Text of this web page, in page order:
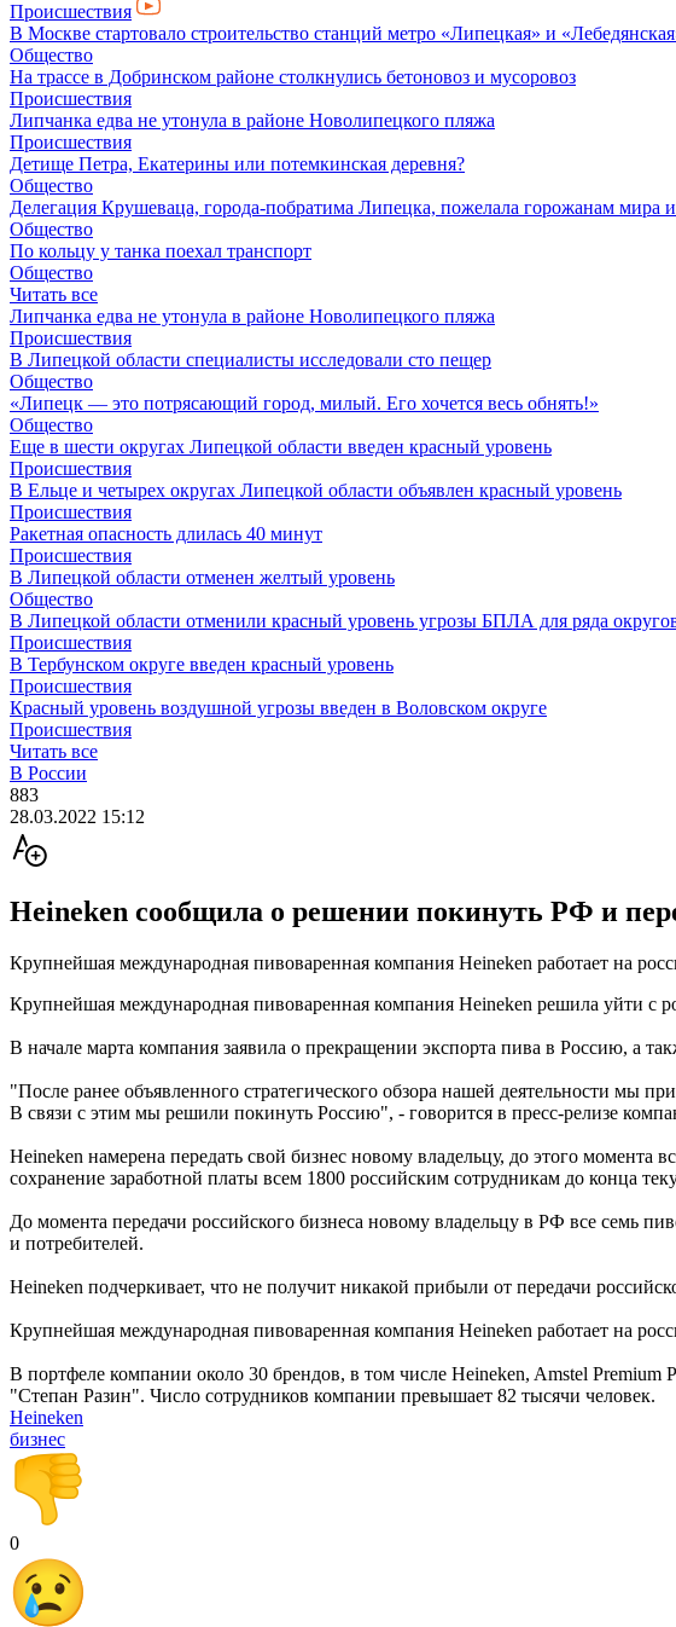
Происшествия
В Москве стартовало строительство станций метро «Липецкая» и
Общество
На трассе в Добринском районе столкнулись бетоновоз и мусоровоз
Происшествия
Липчанка едва не утонула в районе Новолипецкого пляжа
Происшествия
Детище Петра, Екатерины или потемкинская деревня?
Общество
Делегация Крушеваца, города-побратима Липецка, пожелала горожанам мира и
Общество
По кольцу у танка поехал транспорт
Общество
Читать все
Липчанка едва не утонула в районе Новолипецкого пляжа
Происшествия
В Липецкой области специалисты исследовали сто пещер
Общество
«Липецк — это потрясающий город, милый. Его хочется весь обнять!»
Общество
Еще в шести округах Липецкой области введен красный уровень
Происшествия
В Ельце и четырех округах Липецкой области объявлен красный уровень
Происшествия
Ракетная опасность длилась 40 минут
Происшествия
В Липецкой области отменен желтый уровень
Общество
В Липецкой области отменили красный уровень угрозы БПЛА для ряда
Происшествия
В Тербунском округе введен красный уровень
Происшествия
Красный уровень воздушной угрозы введен в Воловском округе
Происшествия
Читать все
В России
883
28.03.2022 15:12
Heineken сообщила о решении покинуть РФ и
Крупнейшая международная пивоваренная компания Heineken работает на
Крупнейшая международная пивоваренная компания Heineken решила уйти с
В начале марта компания заявила о прекращении экспорта пива в Россию, а
"После ранее объявленного стратегического обзора нашей деятельности мы
В связи с этим мы решили покинуть Россию", - говорится в пресс-релизе
Heineken намерена передать свой бизнес новому владельцу, до этого момента
сохранение заработной платы всем 1800 российским сотрудникам до конца
До момента передачи российского бизнеса новому владельцу в РФ все семь
и потребителей.
Heineken подчеркивает, что не получит никакой прибыли от передачи
Крупнейшая международная пивоваренная компания Heineken работает на
В портфеле компании около 30 брендов, в том числе Heineken, Amstel
"Степан Разин". Число сотрудников компании превышает 82 тысячи человек.
Heineken
бизнес
0